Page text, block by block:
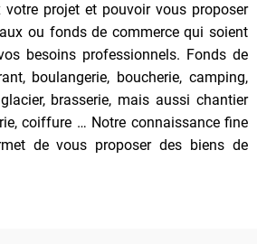
projet et pouvoir vous proposer
ou fonds de commerce qui soient
besoins professionnels. Fonds de
boulangerie, boucherie, camping,
brasserie, mais aussi chantier
coiffure … Notre connaissance fine
de vous proposer des biens de